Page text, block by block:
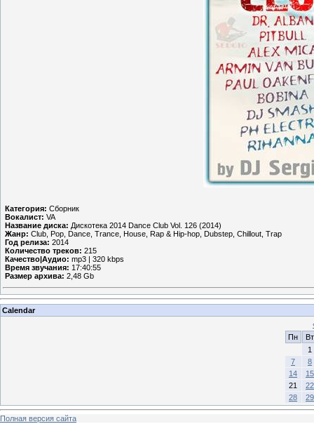
Категория: Сборник
Вокалист: VA
Название диска: Дискотека 2014 Dance Club Vol. 126 (2014)
Жанр: Club, Pop, Dance, Trance, House, Rap & Hip-hop, Dubstep, Chillout, Trap
Год релиза: 2014
Количество треков: 215
Качество|Аудио: mp3 | 320 kbps
Время звучания: 17:40:55
Размер архива: 2,48 Gb
Calendar
Пн
Вт
1
7
8
14
15
21
22
28
29
Полная версия сайта